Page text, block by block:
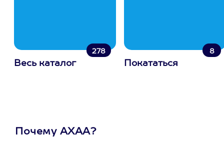
278
Весь каталог
8
Покататься
Почему АХАА?